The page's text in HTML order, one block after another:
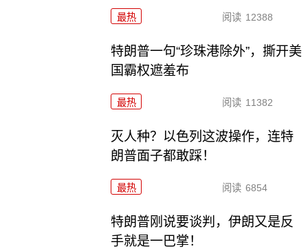
最热 阅读 12388
特朗普一句“珍珠港除外”，撕开美
国霸权遮羞布
最热 阅读 11382
灭人种？以色列这波操作，连特
朗普面子都敢踩！
最热 阅读 6854
特朗普刚说要谈判，伊朗又是反
手就是一巴掌！